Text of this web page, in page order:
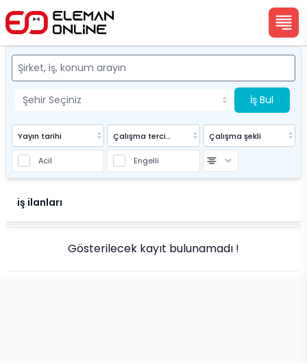
İş Bul
Yayın tarihi Çalışma tercihi Çalışma şekli
Acil Engelli
iş ilanları
Gösterilecek kayıt bulunamadı !